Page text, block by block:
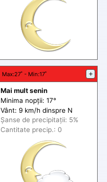
Max:27˚ - Min:17˚ +
Mai mult senin
Minima nopții: 17°
Vânt: 9 km/h dinspre N
Șanse de precipitații: 5%
Cantitate precip.: 0